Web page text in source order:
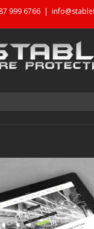
999 6766 |